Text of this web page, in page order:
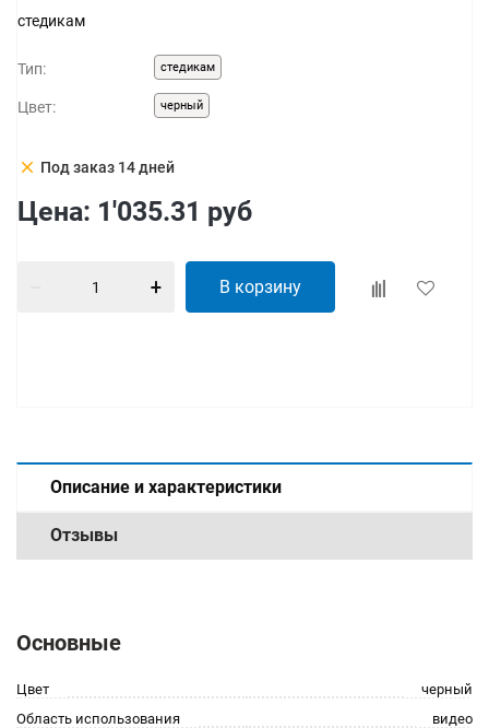
стедикам
Тип: стедикам
Цвет: черный
clear Под заказ 14 дней
Цена: 1'035.31 руб
В корзину
Описание и характеристики
Отзывы
Основные
Цвет
черный
Область использования
видео